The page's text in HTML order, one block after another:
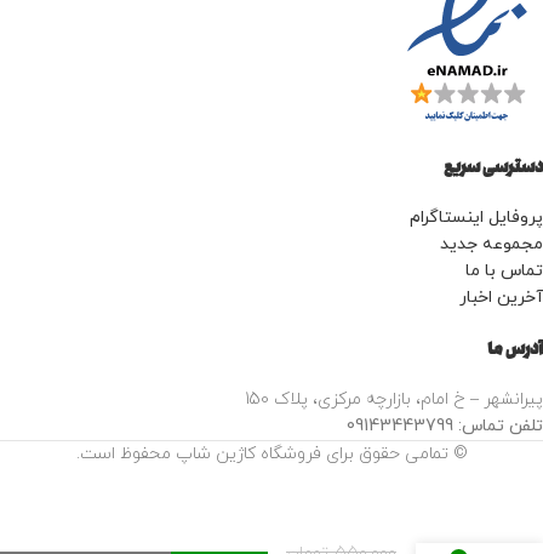
دسترسی سریع
پروفایل اینستاگرام
مجموعه جدید
تماس با ما
آخرین اخبار
آدرس ما
پیرانشهر – خ امام، بازارچه مرکزی، پلاک 150
تلفن تماس: 09143443799
© تمامی حقوق برای فروشگاه کاژین شاپ محفوظ است.